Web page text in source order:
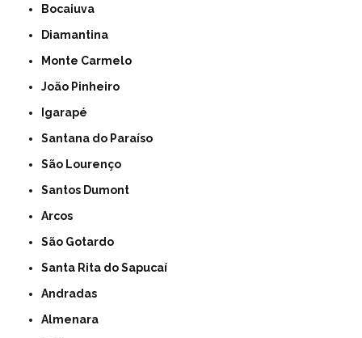
Bocaiuva
Diamantina
Monte Carmelo
João Pinheiro
Igarapé
Santana do Paraíso
São Lourenço
Santos Dumont
Arcos
São Gotardo
Santa Rita do Sapucaí
Andradas
Almenara